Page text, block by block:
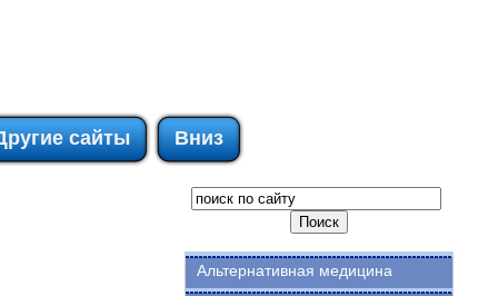
сайты Вниз
Альтернативная медицина